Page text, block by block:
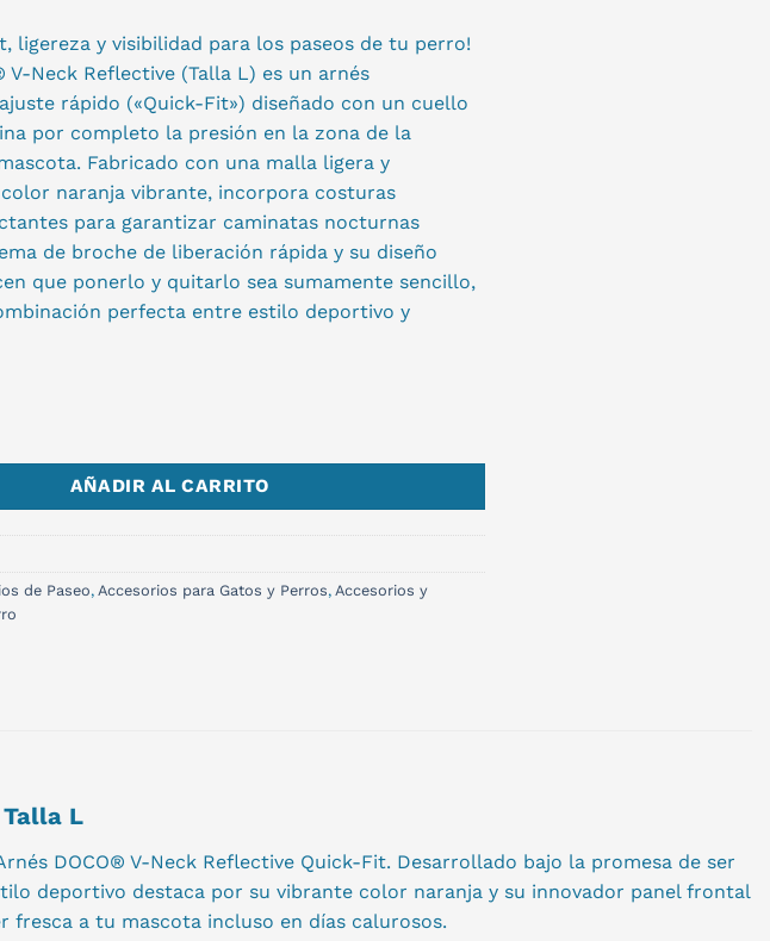
ligereza y visibilidad para los paseos de tu perro!
V-Neck Reflective (Talla L) es un arnés
rápido («Quick-Fit») diseñado con un cuello
por completo la presión en la zona de la
Fabricado con una malla ligera y
naranja vibrante, incorpora costuras
para garantizar caminatas nocturnas
de broche de liberación rápida y su diseño
que ponerlo y quitarlo sea sumamente sencillo,
perfecta entre estilo deportivo y
AÑADIR AL CARRITO
de Paseo, Accesorios para Gatos y Perros, Accesorios y
L
DOCO® V-Neck Reflective Quick-Fit. Desarrollado bajo la promesa de ser
deportivo destaca por su vibrante color naranja y su innovador panel frontal
a tu mascota incluso en días calurosos.